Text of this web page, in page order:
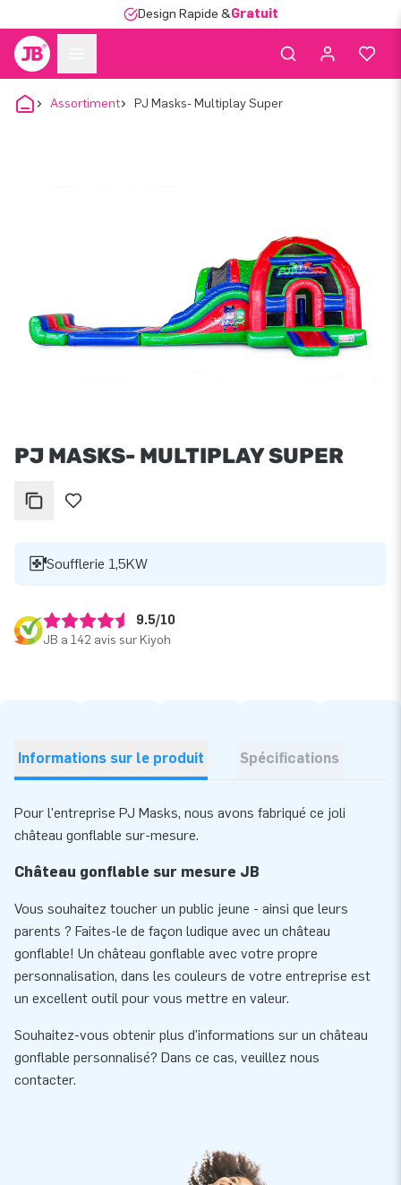
Design Rapide &Gratuit
Assortiment PJ Masks- Multiplay Super
PJ MASKS- MULTIPLAY SUPER
Soufflerie 1,5KW
9.5/10
JB a 142 avis sur Kiyoh
Informations sur le produit Spécifications
Pour l'entreprise PJ Masks, nous avons fabriqué ce joli
château gonflable sur-mesure.
Château gonflable sur mesure JB
Vous souhaitez toucher un public jeune - ainsi que leurs
parents ? Faites-le de façon ludique avec un château
gonflable! Un château gonflable avec votre propre
personnalisation, dans les couleurs de votre entreprise est
un excellent outil pour vous mettre en valeur.
Souhaitez-vous obtenir plus d'informations sur un château
gonflable personnalisé? Dans ce cas, veuillez nous
contacter.